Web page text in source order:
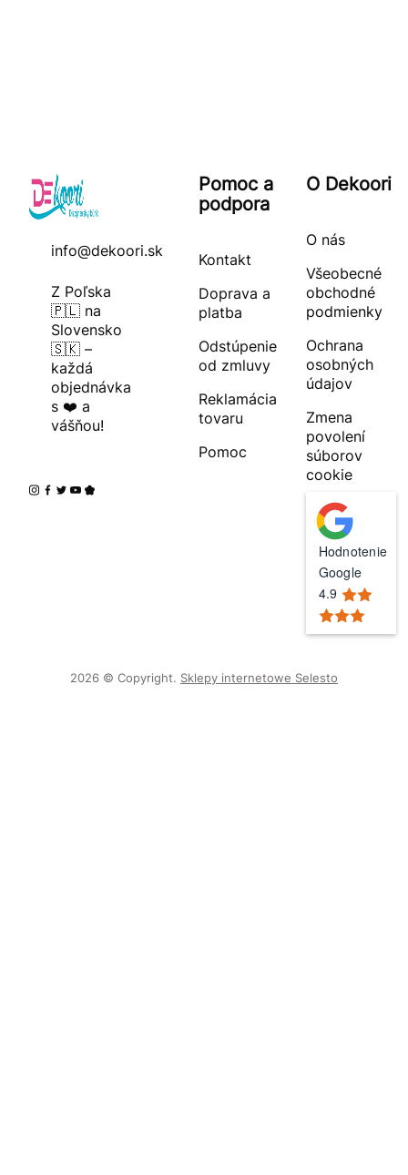
info@dekoori.sk
Z Poľska
🇵🇱 na
Slovensko
🇸🇰 –
každá
objednávka
s ❤️ a
vášňou!
Pomoc a
podpora
Kontakt
Doprava a
platba
Odstúpenie
od zmluvy
Reklamácia
tovaru
Pomoc
O Dekoori
O nás
Všeobecné
obchodné
podmienky
Ochrana
osobných
údajov
Zmena
povolení
súborov
cookie
Hodnotenie
Google
4.9
2026 © Copyright. Sklepy internetowe Selesto